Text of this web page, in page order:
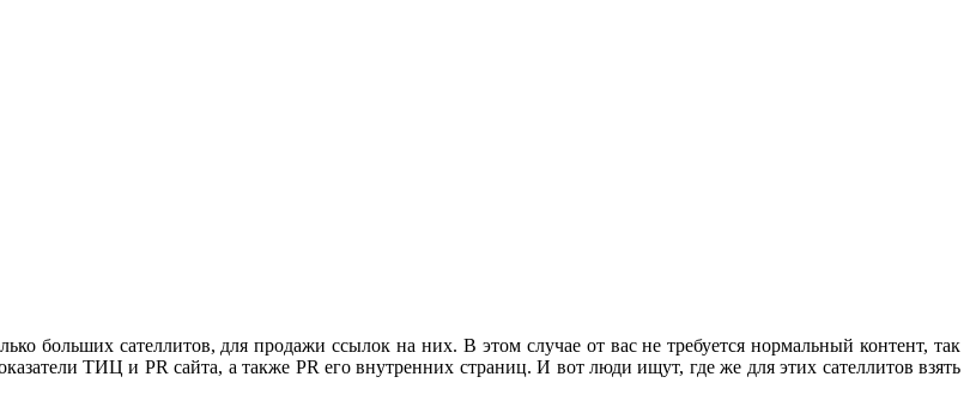
больших сателлитов, для продажи ссылок на них. В этом случае от вас не требуется нормальный контент, так
ТИЦ и PR сайта, а также PR его внутренних страниц. И вот люди ищут, где же для этих сателлитов взять